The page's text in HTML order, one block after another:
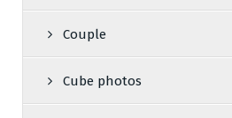
Couple
Cube photos